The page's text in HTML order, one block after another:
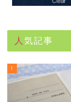
人気記事
1